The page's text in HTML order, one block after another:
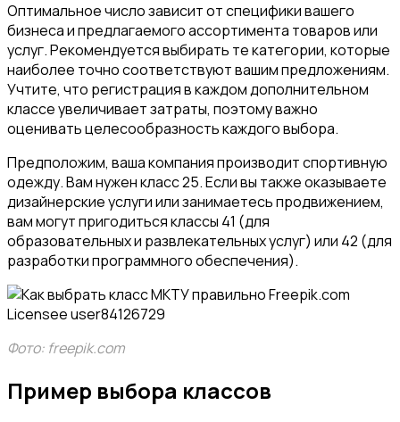
Оптимальное число зависит от специфики вашего
бизнеса и предлагаемого ассортимента товаров или
услуг. Рекомендуется выбирать те категории, которые
наиболее точно соответствуют вашим предложениям.
Учтите, что регистрация в каждом дополнительном
классе увеличивает затраты, поэтому важно
оценивать целесообразность каждого выбора.
Предположим, ваша компания производит спортивную
одежду. Вам нужен класс 25. Если вы также оказываете
дизайнерские услуги или занимаетесь продвижением,
вам могут пригодиться классы 41 (для
образовательных и развлекательных услуг) или 42 (для
разработки программного обеспечения).
Фото: freepik.com
Пример выбора классов